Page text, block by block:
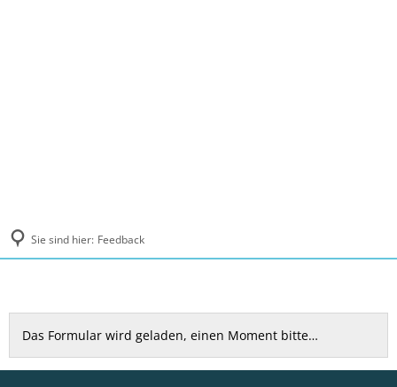
Sie sind hier: Feedback
Feedback
Das Formular wird geladen, einen Moment bitte…